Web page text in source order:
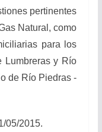
pertinentes
Natural, como
para los
Lumbreras y Río
de Río Piedras -
05/2015.